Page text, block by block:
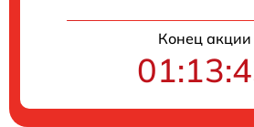
Конец акции